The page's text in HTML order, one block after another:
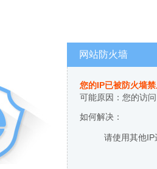
网站防火墙
您的IP已被防火墙
可能原因：您的访
如何解决：
请使用其他